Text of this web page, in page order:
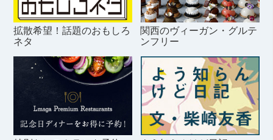
拡散希望！話題のおもしろ
ネタ
関西のヴィーガン・グルテ
ンフリー